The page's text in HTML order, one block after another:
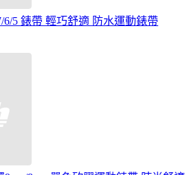
6/5 錶帶 輕巧舒適 防水運動錶帶